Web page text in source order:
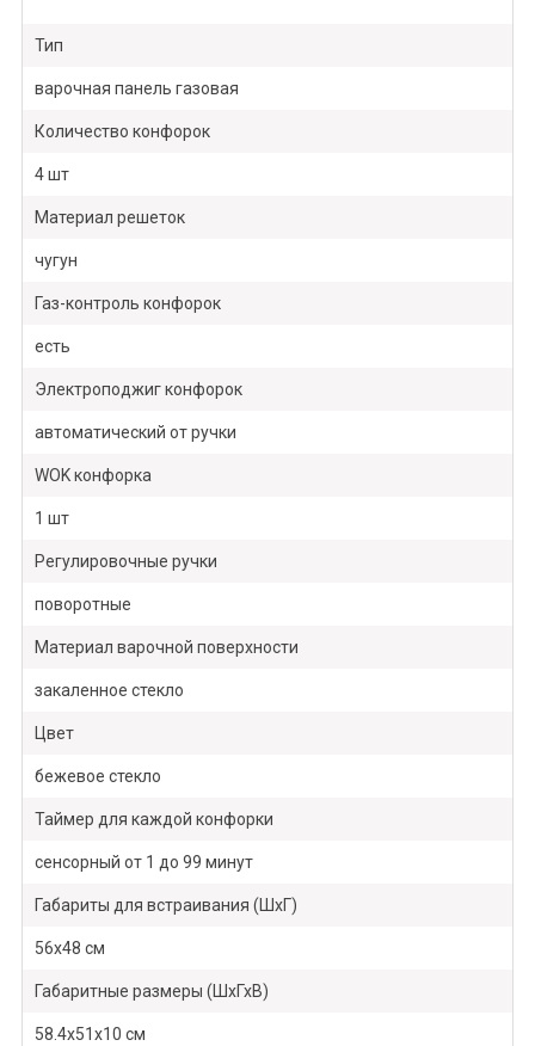
Тип
варочная панель газовая
Количество конфорок
4 шт
Материал решеток
чугун
Газ-контроль конфорок
есть
Электроподжиг конфорок
автоматический от ручки
WOK конфорка
1 шт
Регулировочные ручки
поворотные
Материал варочной поверхности
закаленное стекло
Цвет
бежевое стекло
Таймер для каждой конфорки
сенсорный от 1 до 99 минут
Габариты для встраивания (ШхГ)
56х48 см
Габаритные размеры (ШхГхВ)
58.4х51х10 см